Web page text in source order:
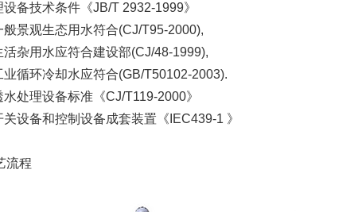
设备技术条件《JB/T 2932-1999》
般景观生态用水符合(CJ/T95-2000),
活杂用水应符合建设部(CJ/48-1999),
业循环冷却水应符合(GB/T50102-2003).
处理设备标准《CJ/T119-2000》
关设备和控制设备成套装置《IEC439-1 》
流程